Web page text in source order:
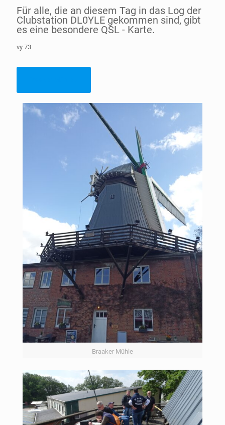
Für alle, die an diesem Tag in das Log der
Clubstation DL0YLE gekommen sind, gibt
es eine besondere QSL - Karte.
vy 73
Braaker Mühle